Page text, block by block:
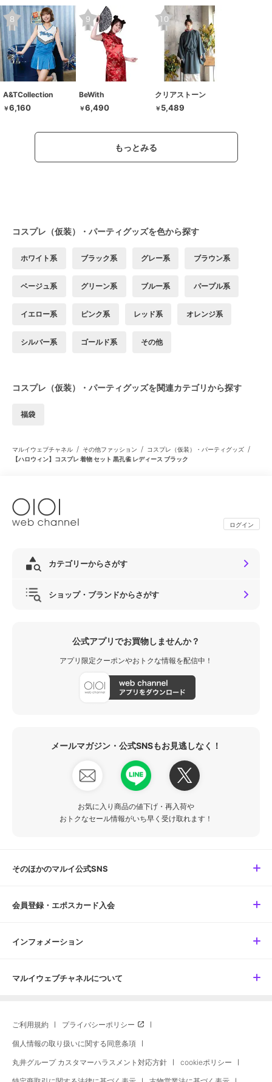
A&TCollection
￥6,160
BeWith
￥6,490
クリアストーン
￥ 5,489
もっとみる
コスプレ（仮装）・パーティグッズを色から探す
ホワイト系 ブラック系 グレー系 ブラウン系
ベージュ系 グリーン系 ブルー系 パープル系
イエロー系 ピンク系 レッド系 オレンジ系
シルバー系 ゴールド系 その他
コスプレ（仮装）・パーティグッズを関連カテゴリから探す
福袋
マルイウェブチャネル / その他ファッション / コスプレ（仮装）・パーティグッズ /
【ハロウィン】コスプレ 着物 セット 黒孔雀 レディース ブラック
ログイン
カテゴリーからさがす
ショップ・ブランドからさがす
公式アプリでお買物しませんか？
アプリ限定クーポンやおトクな情報を配信中！
メールマガジン・公式SNSもお見逃しなく！
お気に入り商品の値下げ・再入荷や
おトクなセール情報がいち早く受け取れます！
そのほかのマルイ公式SNS
会員登録・エポスカード入会
インフォメーション
マルイウェブチャネルについて
ご利用規約 プライバシーポリシー
個人情報の取り扱いに関する同意条項
丸井グループ カスタマーハラスメント対応方針 cookieポリシー